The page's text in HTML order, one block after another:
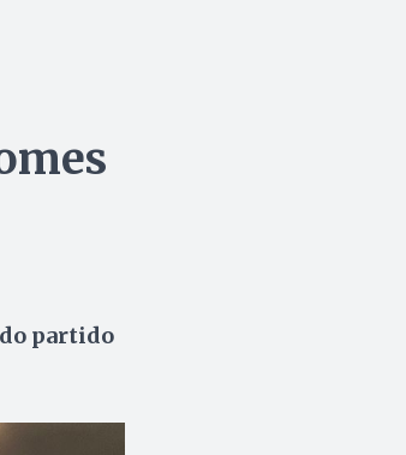
partido